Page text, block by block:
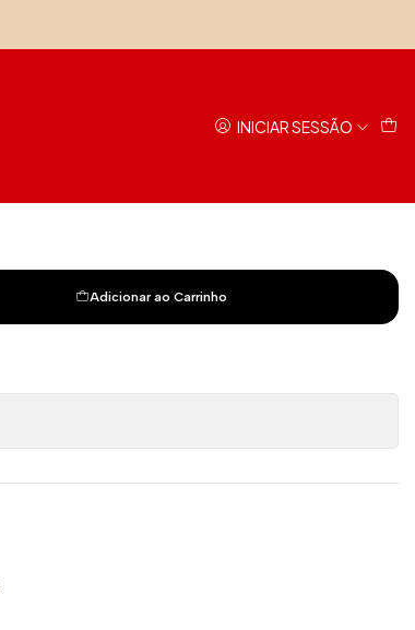
INICIAR SESSÃO
Adicionar ao Carrinho